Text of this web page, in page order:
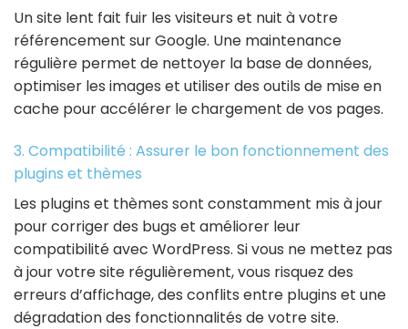
Un site lent fait fuir les visiteurs et nuit à votre
référencement sur Google. Une maintenance
régulière permet de nettoyer la base de données,
optimiser les images et utiliser des outils de mise en
cache pour accélérer le chargement de vos pages.
3. Compatibilité : Assurer le bon fonctionnement des
plugins et thèmes
Les plugins et thèmes sont constamment mis à jour
pour corriger des bugs et améliorer leur
compatibilité avec WordPress. Si vous ne mettez pas
à jour votre site régulièrement, vous risquez des
erreurs d’affichage, des conflits entre plugins et une
dégradation des fonctionnalités de votre site.